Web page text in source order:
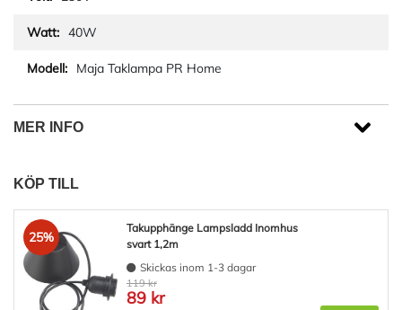
40W
Maja Taklampa PR Home
MER INFO
KÖP TILL
25%
Takupphänge Lampsladd Inomhus
svart 1,2m
Skickas inom 1-3 dagar
119 kr
89 kr